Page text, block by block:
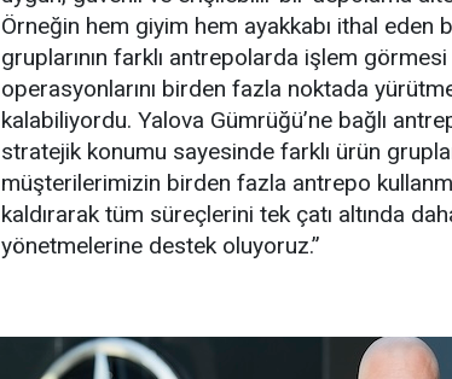
Örneğin hem giyim hem ayakkabı ithal eden
gruplarının farklı antrepolarda işlem
operasyonlarını birden fazla noktada
kalabiliyordu. Yalova Gümrüğü’ne bağlı
stratejik konumu sayesinde farklı ürün
müşterilerimizin birden fazla antrepo
kaldırarak tüm süreçlerini tek çatı altında
yönetmelerine destek oluyoruz.”